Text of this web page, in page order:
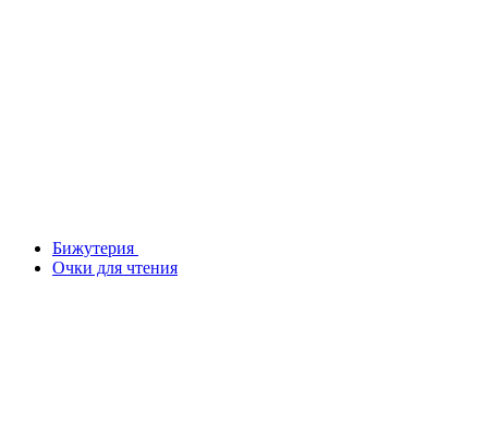
Бижутерия
Очки для чтения